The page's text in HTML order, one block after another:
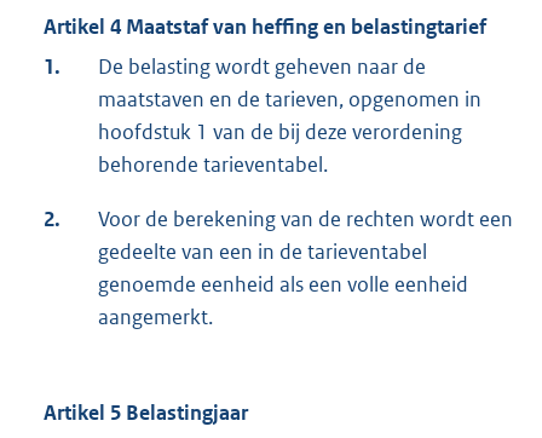
Artikel 4 Maatstaf van heffing en belastingtarief
1.
De belasting wordt geheven naar de
maatstaven en de tarieven, opgenomen in
hoofdstuk 1 van de bij deze verordening
behorende tarieventabel.
2.
Voor de berekening van de rechten wordt een
gedeelte van een in de tarieventabel
genoemde eenheid als een volle eenheid
aangemerkt.
Artikel 5 Belastingjaar